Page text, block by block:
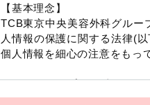
【基本理念】
TCB東京中央美容外科グル
人情報の保護に関する法律(
個人情報を細心の注意をもっ
※TCBグループとは以下を総